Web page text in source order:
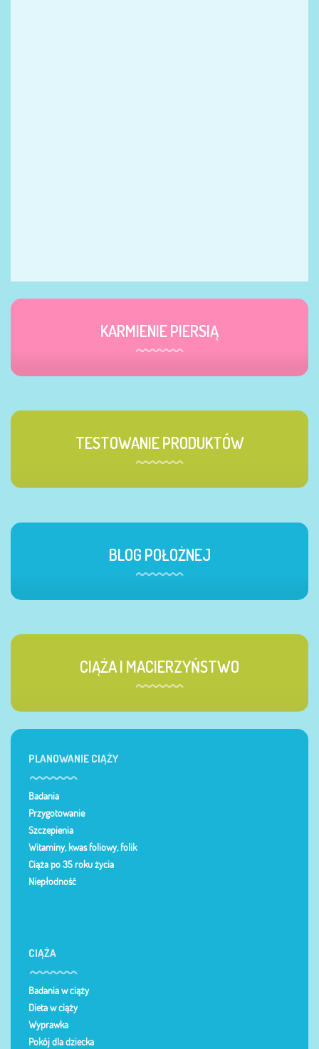
KARMIENIE PIERSIĄ
TESTOWANIE PRODUKTÓW
BLOG POŁOŻNEJ
CIĄŻA I MACIERZYŃSTWO
PLANOWANIE CIĄŻY
Badania
Przygotowanie
Szczepienia
Witaminy, kwas foliowy, folik
Ciąża po 35 roku życia
Niepłodność
CIĄŻA
Badania w ciąży
Dieta w ciąży
Wyprawka
Pokój dla dziecka